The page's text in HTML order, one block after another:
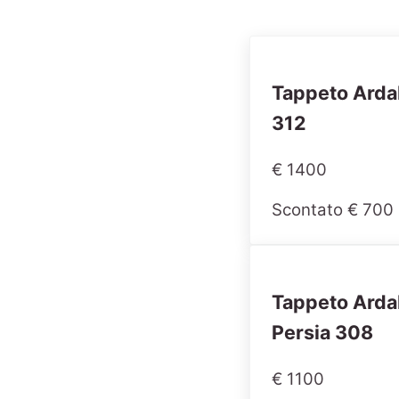
Tappeto
312
€ 1400
Scontato € 700
Tappeto
Persia 308
€ 1100